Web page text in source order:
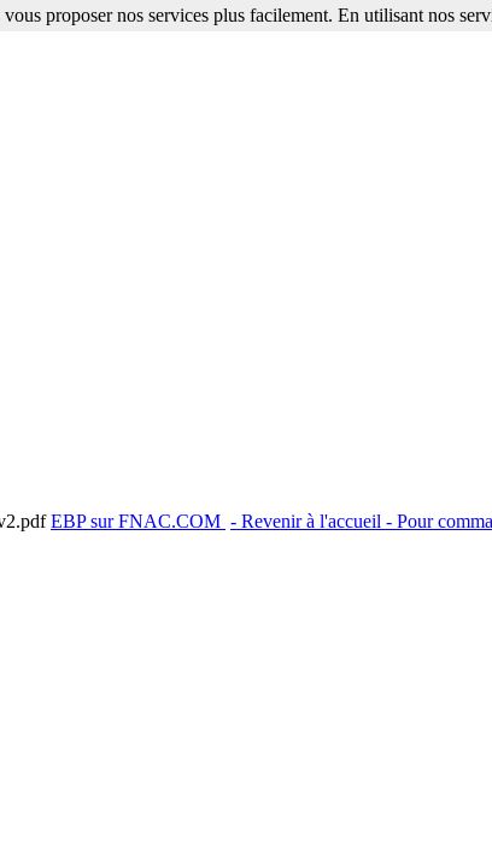
EBP sur FNAC.COM - Revenir à l'accueil - Pour
proposer nos services plus facilement. En utilisant nos